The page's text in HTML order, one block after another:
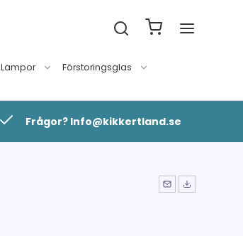
Lampor
Förstoringsglas
Frågor? Info@kikkertland.se